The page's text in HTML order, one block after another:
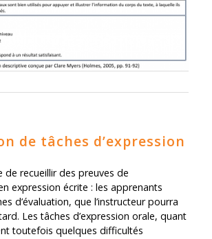
de tâches d’expression
de recueillir des preuves de
expression écrite : les apprenants
d’évaluation, que l’instructeur pourra
Les tâches d’expression orale, quant
toutefois quelques difficultés